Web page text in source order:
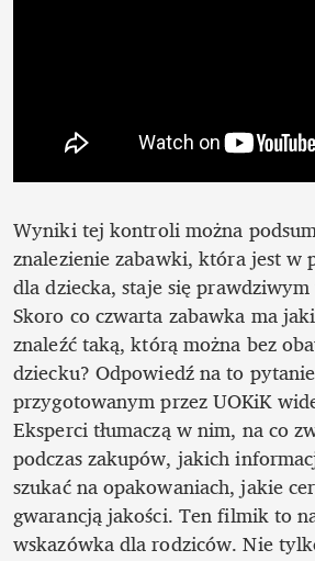
Wyniki tej kontroli można
znalezienie zabawki, która jest w
dla dziecka, staje się
Skoro co czwarta zabawka ma
znaleźć taką, którą można bez
dziecku? Odpowiedź na to
przygotowanym przez UOKiK
Eksperci tłumaczą w nim, na co
podczas zakupów, jakich
szukać na opakowaniach, jakie
gwarancją jakości. Ten filmik to
wskazówka dla rodziców. Nie